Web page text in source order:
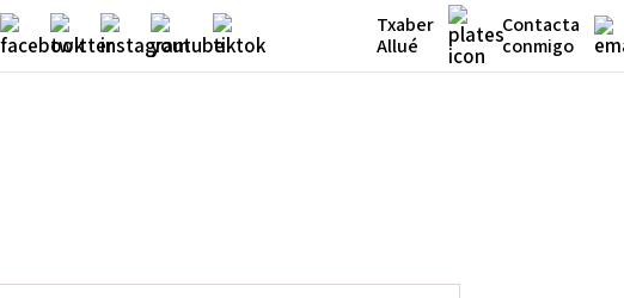
Txaber
Allué
Contacta
conmigo